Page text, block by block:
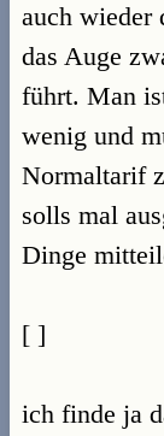
auch wieder
das Auge
führt. Man
wenig und
Normaltarif
solls mal
Dinge
[ ]
ich finde ja